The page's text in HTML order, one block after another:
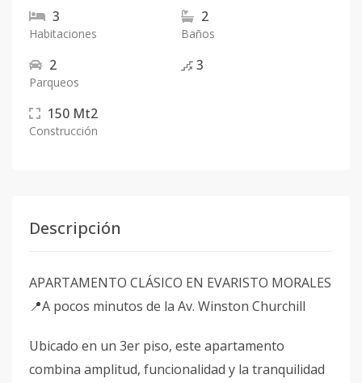
3
Habitaciones
2
Baños
2
Parqueos
3
150 Mt2
Construcción
Descripción
APARTAMENTO CLÁSICO EN EVARISTO MORALES
📍A pocos minutos de la Av. Winston Churchill
Ubicado en un 3er piso, este apartamento
combina amplitud, funcionalidad y la tranquilidad